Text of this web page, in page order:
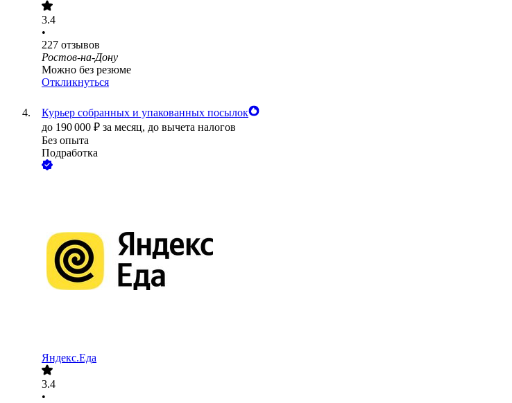
3.4
•
227 отзывов
Ростов-на-Дону
Можно без резюме
Откликнуться
Курьер собранных и упакованных посылок
до 190 000 ₽ за месяц, до вычета налогов
Без опыта
Подработка
Яндекс.Еда
3.4
•